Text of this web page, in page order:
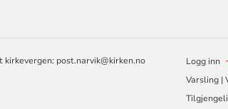
kirkevergen: post.narvik@kirken.no
Logg inn
Varsling |